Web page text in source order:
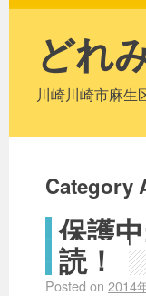
どれ
川崎川崎市麻生
Category
保護
読！
Posted on 2014